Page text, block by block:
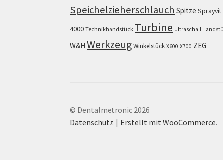
Speichelzieherschlauch Spitze Sprayvit
4000 Technikhandstück Turbine Ultraschall
W&H WerkzeugWinkelstück X600 X700 ZEG
© Dentalmetronic 2026
Datenschutz
Erstellt mit WooCommerce.